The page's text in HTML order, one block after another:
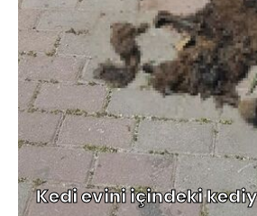
Kedi evini içindeki